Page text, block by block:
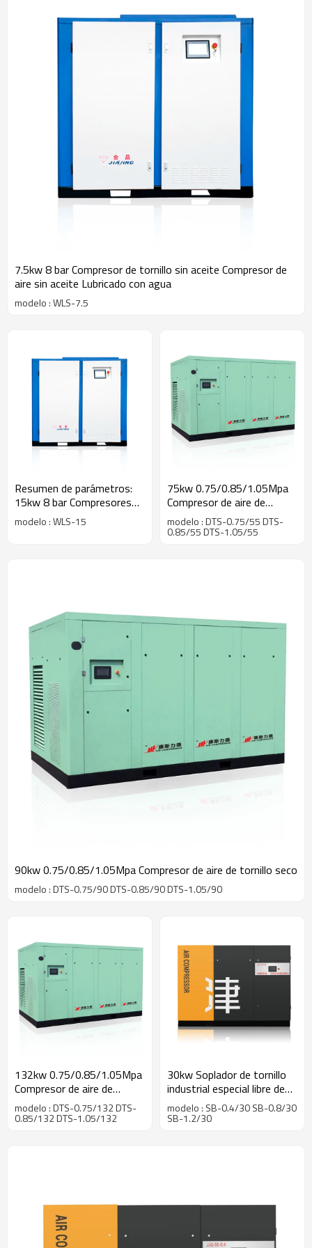
aire, martillo perforador, máquina perforadora DTH, máquina
perforadora sobre orugas4. Accesorios para compresores de aire
4.1 Secador de aire comprimido por congelación o adsorción 4.2
Filtro o depósito de aire comprimido4.3 Aceite de
empresa, la inspección, la fabricación, la instalación y las pruebas se
ajustan estrictamente a los procedimientos ISO. lo que garantizará
que cada compresor tenga una calidad fiable y tenga un registro
completo para rastrear, si es necesario.
7.5kw 8 bar Compresor de tornillo sin aceite Compresor de
aire sin aceite Lubricado con agua
modelo : WLS-7.5
Resumen de parámetros:
15kw 8 bar Compresores
de tornillo lubricados por
agua 0.7/0.8/1.0/1.25 MPa
modelo : WLS-15
75kw 0.75/0.85/1.05Mpa
Compresor de aire de
tornillo seco
modelo : DTS-0.75/55 DTS-
0.85/55 DTS-1.05/55
90kw 0.75/0.85/1.05Mpa Compresor de aire de tornillo seco
modelo : DTS-0.75/90 DTS-0.85/90 DTS-1.05/90
132kw 0.75/0.85/1.05Mpa
Compresor de aire de
tornillo seco
modelo : DTS-0.75/132 DTS-
0.85/132 DTS-1.05/132
30kw Soplador de tornillo
industrial especial libre de
aceite y libre de
contaminación0.4/0.8/1.2mpa
modelo : SB-0.4/30 SB-0.8/30
SB-1.2/30